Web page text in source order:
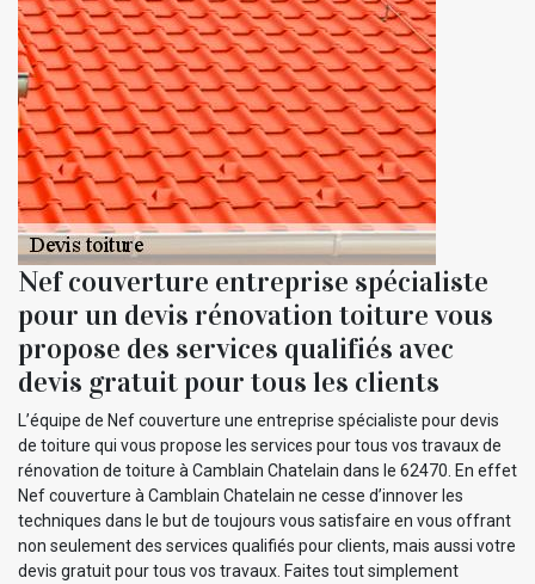
Nef couverture entreprise spécialiste
pour un devis rénovation toiture vous
propose des services qualifiés avec
devis gratuit pour tous les clients
L’équipe de Nef couverture une entreprise spécialiste pour devis
de toiture qui vous propose les services pour tous vos travaux de
rénovation de toiture à Camblain Chatelain dans le 62470. En effet
Nef couverture à Camblain Chatelain ne cesse d’innover les
techniques dans le but de toujours vous satisfaire en vous offrant
non seulement des services qualifiés pour clients, mais aussi votre
devis gratuit pour tous vos travaux. Faites tout simplement